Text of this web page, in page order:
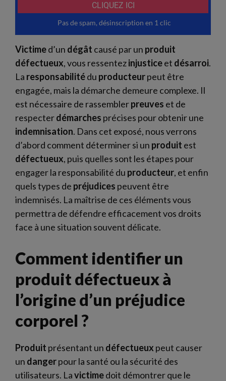
Victimed’un dégât causé par un produit
défectueux, vous ressentezinjusticeet désarroi.
La responsabilitédu producteurpeut être
engagée, mais la démarche demeure complexe. Il
est nécessaire de rassemblerpreuves et de
respecterdémarches précises pour obtenir une
indemnisation. Dans cet exposé, nous verrons
d’abord comment déterminer si un produit est
défectueux, puis quelles sont les étapes pour
engager la responsabilité du producteur, et enfin
quels types de préjudices peuvent être
indemnisés. La maîtrise de ces éléments vous
permettra de défendre efficacement vos droits
face à une situation souvent délicate.
Comment identifier un
produit défectueux à
l’origine d’un préjudice
corporel ?
Produit présentant un défectueux peut causer
un dangerpour la santé ou la sécurité des
utilisateurs. Lavictimedoit démontrer que le